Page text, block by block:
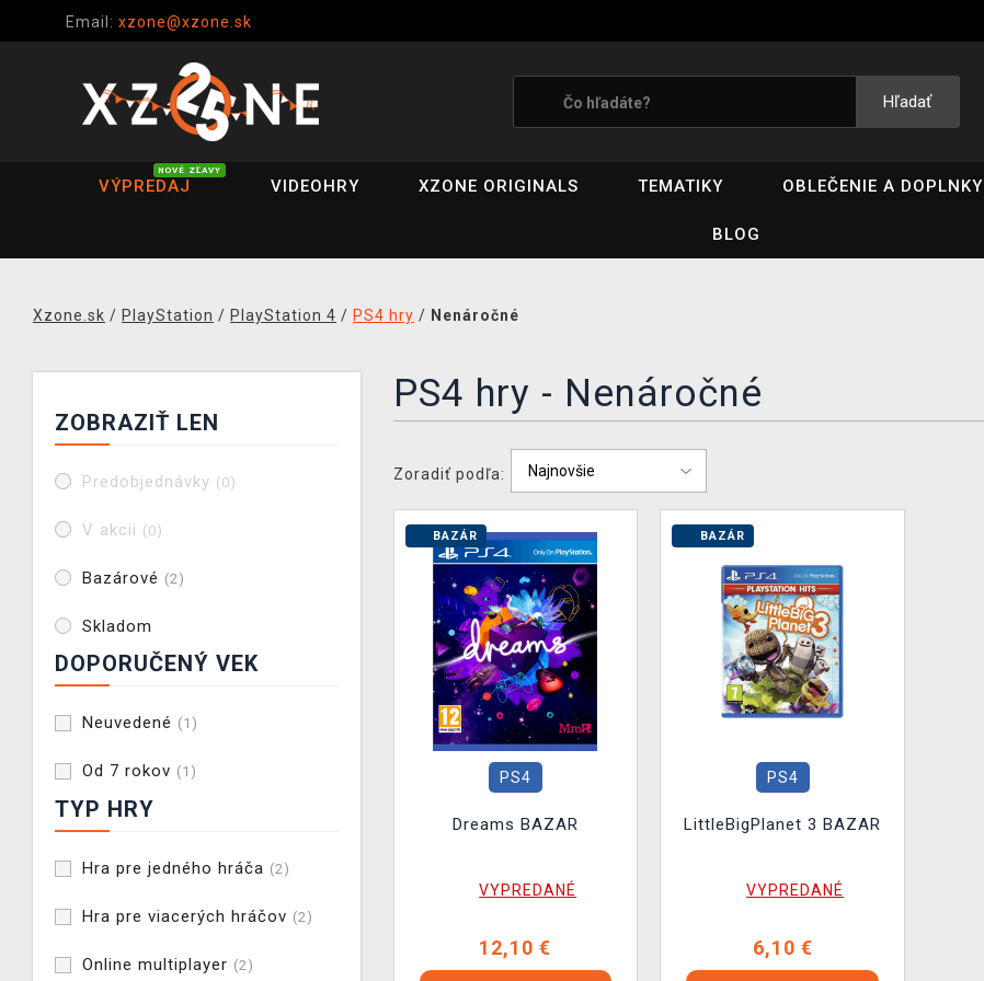
Email: xzone@xzone.sk
Hľadať
VÝPREDAJ
NOVÉ ZĽAVY
VIDEOHRY XZONE ORIGINALS TEMATIKY OBLEČENIE A DOPLNKY
BLOG
Xzone.sk / PlayStation / PlayStation 4 / PS4 hry / Nenáročné
ZOBRAZIŤ LEN
Predobjednávky (0)
V akcii (0)
Bazárové (2)
Skladom
DOPORUČENÝ VEK
Neuvedené (1)
Od 7 rokov (1)
TYP HRY
Hra pre jedného hráča (2)
Hra pre viacerých hráčov (2)
Online multiplayer (2)
PS4 hry - Nenáročné
Zoradiť podľa:
BAZÁR
PS4
Dreams BAZAR
VYPREDANÉ
12,10 €
BAZÁR
PS4
LittleBigPlanet 3 BAZAR
VYPREDANÉ
6,10 €